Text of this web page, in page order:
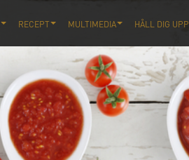
RECEPT MULTIMEDIA HÅLL DIG